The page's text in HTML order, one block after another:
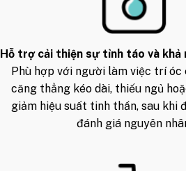
Thioctic
Vitamin
Folic
Lecithin
Giá sản
Hỗ trợ cải thiện sự tỉnh táo và
Phù hợp với người làm việc trí óc
căng thẳng kéo dài, thiếu ngủ
giảm hiệu suất tinh thần, sau khi
đánh giá nguyên